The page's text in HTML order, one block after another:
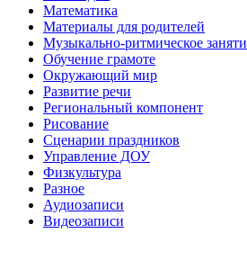
Математика
Материалы для родителей
Музыкально-ритмическое
Обучение грамоте
Окружающий мир
Развитие речи
Региональный компонент
Рисование
Сценарии праздников
Управление ДОУ
Физкультура
Разное
Аудиозаписи
Видеозаписи